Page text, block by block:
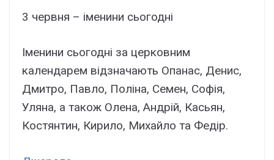
3 червня – іменини сьогодні
Іменини сьогодні за церковним
календарем відзначають Опанас, Денис,
Дмитро, Павло, Поліна, Семен, Софія,
Уляна, а також Олена, Андрій, Касьян,
Костянтин, Кирило, Михайло та Федір.